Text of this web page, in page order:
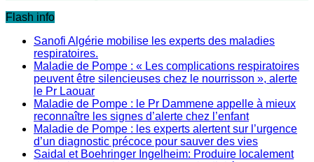
Flash info
Sanofi Algérie mobilise les experts des maladies
respiratoires.
Maladie de Pompe : « Les complications respiratoires
peuvent être silencieuses chez le nourrisson », alerte
le Pr Laouar
Maladie de Pompe : le Pr Dammene appelle à mieux
reconnaître les signes d’alerte chez l’enfant
Maladie de Pompe : les experts alertent sur l’urgence
d’un diagnostic précoce pour sauver des vies
Saidal et Boehringer Ingelheim: Produire localement